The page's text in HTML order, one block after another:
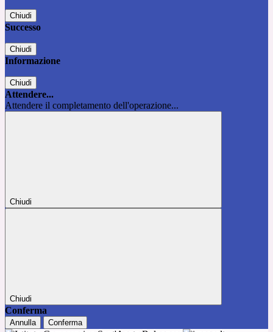
Chiudi
Successo
Chiudi
Informazione
Chiudi
Attendere...
Attendere il completamento dell'operazione...
Chiudi
Chiudi
Conferma
Annulla Conferma